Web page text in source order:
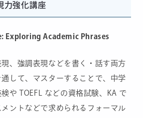
力強化講座
Exploring Academic Phrases
、強調表現などを書く・話す両方
して、マスターすることで、中学
や TOEFL などの資格試験、KA で
ントなどで求められるフォーマル